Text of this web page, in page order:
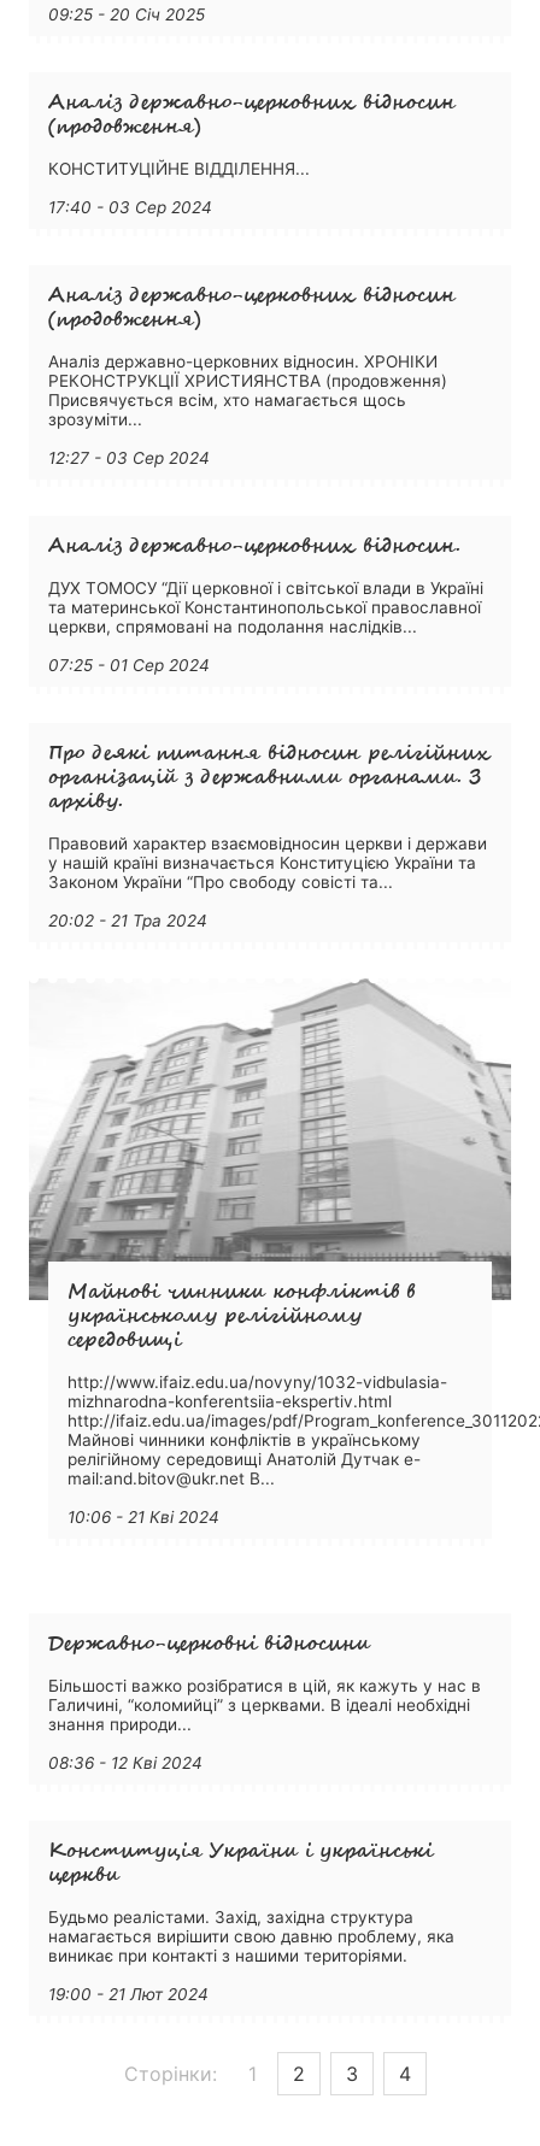
09:25 - 20 Січ 2025
Аналіз державно-церковних відносин
(продовження)
КОНСТИТУЦІЙНЕ ВІДДІЛЕННЯ...
17:40 - 03 Сер 2024
Аналіз державно-церковних відносин
(продовження)
Аналіз державно-церковних відносин. ХРОНІКИ
РЕКОНСТРУКЦІЇ ХРИСТИЯНСТВА (продовження)
Присвячується всім, хто намагається щось
зрозуміти...
12:27 - 03 Сер 2024
Аналіз державно-церковних відносин.
ДУХ ТОМОСУ “Дії церковної і світської влади в Україні
та материнської Константинопольської православної
церкви, спрямовані на подолання наслідків...
07:25 - 01 Сер 2024
Про деякі питання відносин релігійних
організацій з державними органами. З
архіву.
Правовий характер взаємовідносин церкви і держави
у нашій країні визначається Конституцією України та
Законом України “Про свободу совісті та...
20:02 - 21 Тра 2024
Майнові чинники конфліктів в
українському релігійному
середовищі
http://www.ifaiz.edu.ua/novyny/1032-vidbulasia-
mizhnarodna-konferentsiia-ekspertiv.html
http://ifaiz.edu.ua/images/pdf/
Майнові чинники конфліктів в українському
релігійному середовищі Анатолій Дутчак e-
mail:and.bitov@ukr.net В...
10:06 - 21 Кві 2024
Державно-церковні відносини
Більшості важко розібратися в цій, як кажуть у нас в
Галичині, “коломийці” з церквами. В ідеалі необхідні
знання природи...
08:36 - 12 Кві 2024
Конституція України і українські
церкви
Будьмо реалістами. Захід, західна структура
намагається вирішити свою давню проблему, яка
виникає при контакті з нашими територіями.
19:00 - 21 Лют 2024
Сторінки: 1 2 3 4